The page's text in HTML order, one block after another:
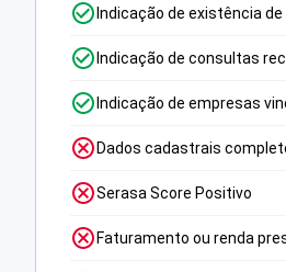
Indicação de existência
Indicação de consultas
Indicação de empresas
Dados cadastrais
Serasa Score Positivo
Faturamento ou renda